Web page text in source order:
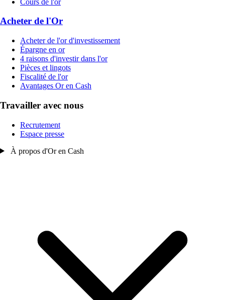
Acheter de l'Or
Acheter de l'or d'investissement
Épargne en or
4 raisons d'investir dans l'or
Pièces et lingots
Fiscalité de l'or
Avantages Or en Cash
Travailler avec nous
Recrutement
Espace presse
À propos d'Or en Cash